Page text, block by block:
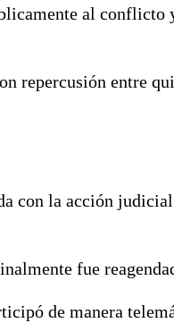
al conflicto
repercusión entre
con la acción
fue
de manera